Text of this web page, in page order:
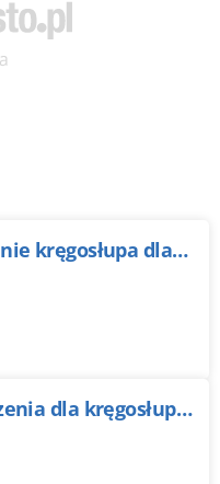
Bezpłatne badanie kręgosłupa dla osób aktywnych zawodowo
Bezpłatne ćwiczenia dla kręgosłupa z fizjoterapeutą, IV nabór